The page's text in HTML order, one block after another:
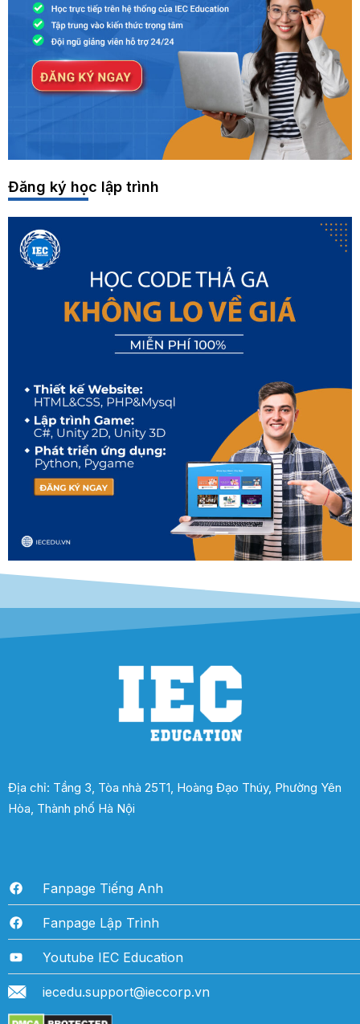
Đăng ký học lập trình
Địa chỉ: Tầng 3, Tòa nhà 25T1, Hoàng Đạo Thúy, Phường Yên
Hòa, Thành phố Hà Nội
Fanpage Tiếng Anh
Fanpage Lập Trình
Youtube IEC Education
iecedu.support@ieccorp.vn